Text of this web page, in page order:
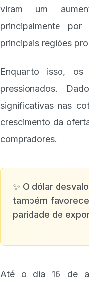
viram um
principalmente
principais regiões
Enquanto isso,
pressionados.
significativas nas
crescimento da
compradores.
✨ O dólar
também
paridade de
Até o dia 16 de